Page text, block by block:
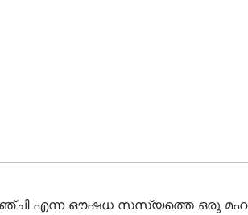
എന്ന ഔഷധ സസ്യത്തെ ഒരു